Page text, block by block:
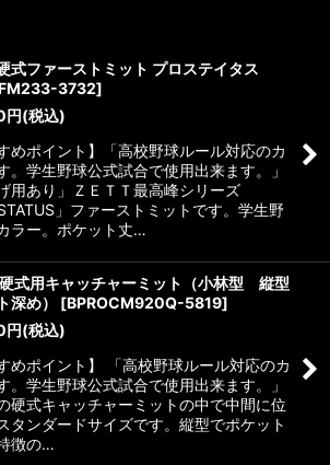
絞り込む
式ファーストミット プロステイタス
3732]
円(税込)
めポイント】「高校野球ルール対応のカ
。学生野球公式試合で使用出来ます。」
用あり」ＺＥＴＴ最高峰シリーズ
」ファーストミットです。学生野
ラー。ポケット丈…
式用キャッチャーミット（小林型 縦型
深め）
[BPROCM920Q-5819]
円(税込)
めポイント】 「高校野球ルール対応のカ
。学生野球公式試合で使用出来ます。」
硬式キャッチャーミットの中で中間に位
タンダードサイズです。縦型でポケット
徴の…